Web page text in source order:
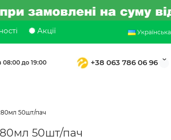
Акції Українська
до 19:00 +38 063 786 06 96
50шт/пач
50шт/пач